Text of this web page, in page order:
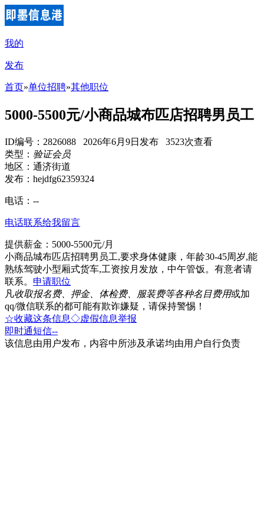
我的
发布
首页»单位招聘»其他职位
5000-5500元/小商品城布匹店招聘男员工
ID编号：2826088 2026年6月9日发布 3523次查看
类型： 验证会员
地区：通济街道
发布：hejdfg62359324
电话： --
电话联系给我留言
提供薪金：5000-5500元/月
小商品城布匹店招聘男员工,要求身体健康，年龄30-45周岁,能
熟练驾驶小型厢式货车,工资按月发放，中午管饭。有意者请
联系。 申请职位
凡收取报名费、押金、体检费、服装费等各种名目费用或加
qq/微信联系的都可能有欺诈嫌疑，请保持警惕！
☆收藏这条信息◇虚假信息举报
即时通短信--
该信息由用户发布，内容中所涉及承诺均由用户自行负责